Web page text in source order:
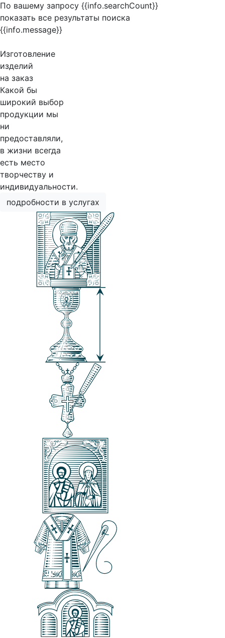
По вашему запросу {{info.searchCount}}
показать все результаты поиска
{{info.message}}
Изготовление
изделий
на заказ
Какой бы
широкий выбор
продукции мы
ни
предоставляли,
в жизни всегда
есть место
творчеству и
индивидуальности.
подробности в услугах